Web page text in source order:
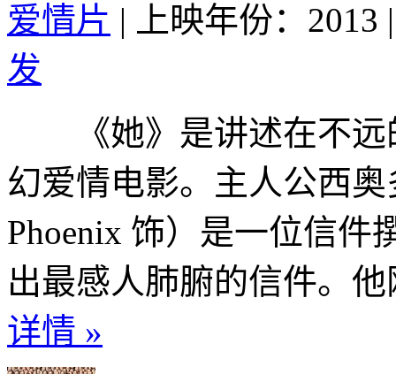
爱情片 | 上映年份：2013 |
发
《她》是讲述在不远
幻爱情电影。主人公西奥
Phoenix 饰）是一位信件
出最感人肺腑的信件。
详情 »